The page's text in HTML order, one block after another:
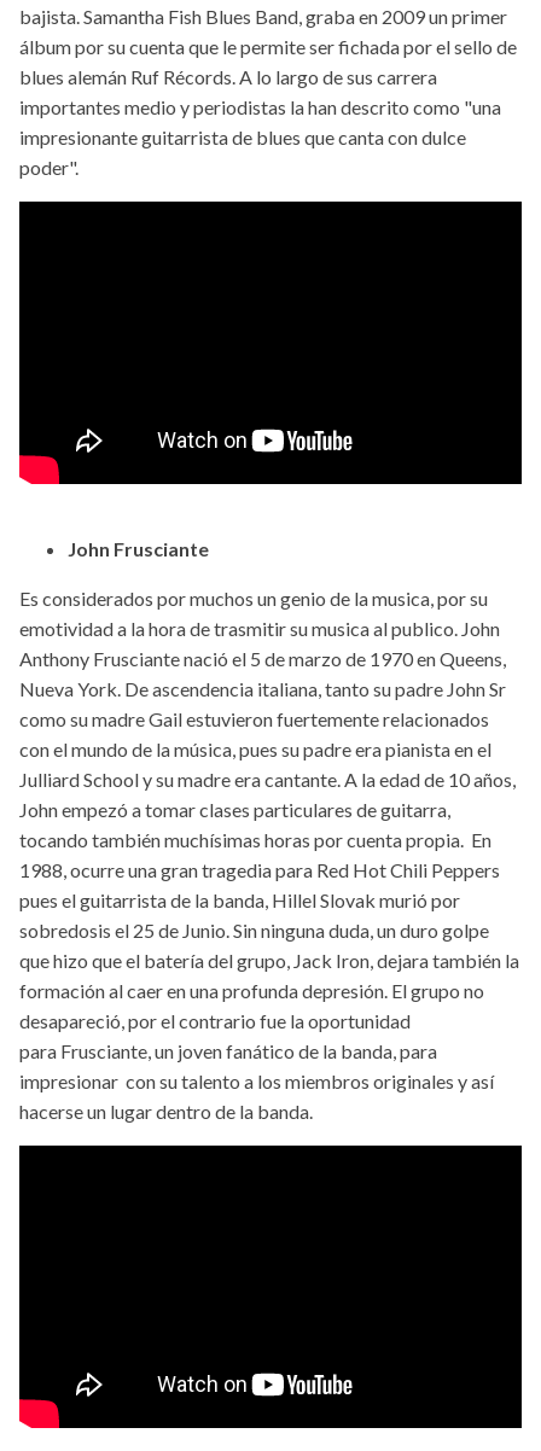
bajista. Samantha Fish Blues Band, graba en 2009 un primer
álbum por su cuenta que le permite ser fichada por el sello de
blues alemán Ruf Récords. A lo largo de sus carrera
importantes medio y periodistas la han descrito como "una
impresionante guitarrista de blues que canta con dulce
poder".
John Frusciante
Es considerados por muchos un genio de la musica, por su
emotividad a la hora de trasmitir su musica al publico. John
Anthony Frusciante nació el 5 de marzo de 1970 en Queens,
Nueva York. De ascendencia italiana, tanto su padre John Sr
como su madre Gail estuvieron fuertemente relacionados
con el mundo de la música, pues su padre era pianista en el
Julliard School y su madre era cantante. A la edad de 10 años,
John empezó a tomar clases particulares de guitarra,
tocando también muchísimas horas por cuenta propia. En
1988, ocurre una gran tragedia para Red Hot Chili Peppers
pues el guitarrista de la banda, Hillel Slovak murió por
sobredosis el 25 de Junio. Sin ninguna duda, un duro golpe
que hizo que el batería del grupo, Jack Iron, dejara también la
formación al caer en una profunda depresión. El grupo no
desapareció, por el contrario fue la oportunidad
para Frusciante, un joven fanático de la banda, para
impresionar con su talento a los miembros originales y así
hacerse un lugar dentro de la banda.